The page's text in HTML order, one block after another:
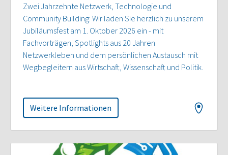
Zwei Jahrzehnte Netzwerk, Technologie und
Community Building: Wir laden Sie herzlich zu unserem
Jubiläumsfest am 1. Oktober 2026 ein - mit
Fachvorträgen, Spotlights aus 20 Jahren
Netzwerkleben und dem persönlichen Austausch mit
Wegbegleitern aus Wirtschaft, Wissenschaft und Politik.
Weitere Informationen